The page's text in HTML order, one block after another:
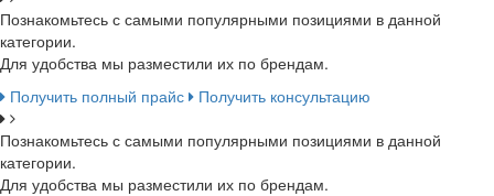
Познакомьтесь с самыми популярными позициями в данной
категории.
Для удобства мы разместили их по брендам.
Получить полный прайс
Получить консультацию
Познакомьтесь с самыми популярными позициями в данной
категории.
Для удобства мы разместили их по брендам.